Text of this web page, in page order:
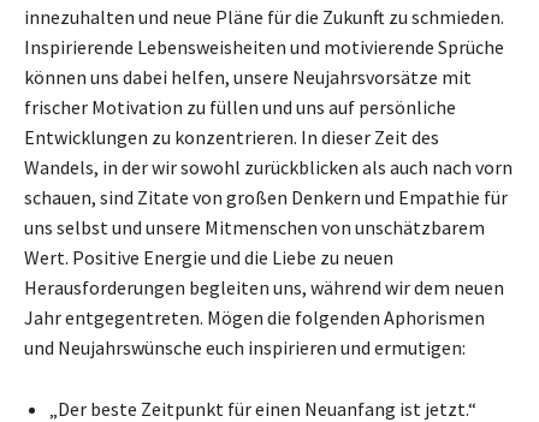
innezuhalten und neue Pläne für die Zukunft zu schmieden.
Inspirierende Lebensweisheiten und motivierende Sprüche
können uns dabei helfen, unsere Neujahrsvorsätze mit
frischer Motivation zu füllen und uns auf persönliche
Entwicklungen zu konzentrieren. In dieser Zeit des
Wandels, in der wir sowohl zurückblicken als auch nach vorn
schauen, sind Zitate von großen Denkern und Empathie für
uns selbst und unsere Mitmenschen von unschätzbarem
Wert. Positive Energie und die Liebe zu neuen
Herausforderungen begleiten uns, während wir dem neuen
Jahr entgegentreten. Mögen die folgenden Aphorismen
und Neujahrswünsche euch inspirieren und ermutigen:
„Der beste Zeitpunkt für einen Neuanfang ist jetzt.“